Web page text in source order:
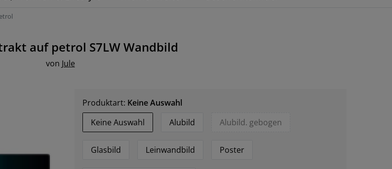
auf petrol S7LWWandbild
von Jule
Produktart: Keine Auswahl
Keine Auswahl
Alubild Alubild. gebogen
Glasbild Leinwandbild Poster